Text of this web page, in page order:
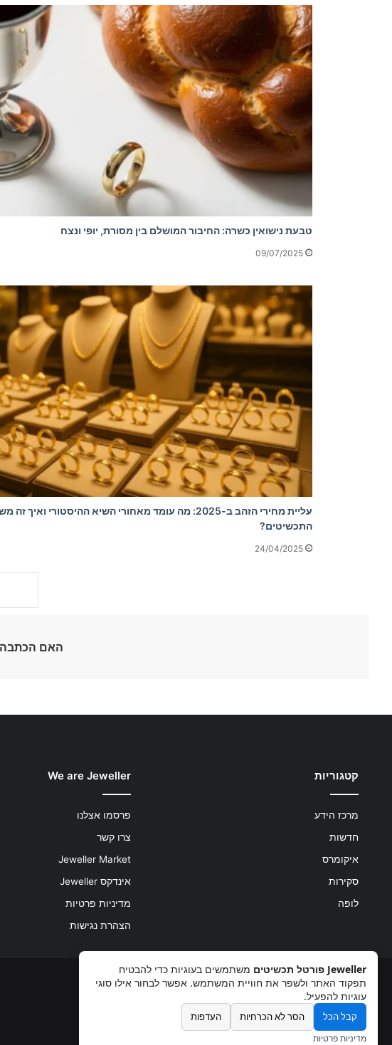
טבעת נישואין כשרה: החיבור המושלם בין מסורת, יופי ונצח
09/07/2025
עליית מחירי הזהב ב-2025: מה עומד מאחורי השיא ההיסטורי
התכשיטים?
24/04/2025
האם הכתבה
קטגוריות
מרכז הידע
חדשות
איקומרס
סקירות
לופה
We are Jeweller
פרסמו אצלנו
צרו קשר
Jeweller Market
אינדקס Jeweller
מדיניות פרטיות
הצהרת נגישות
Jeweller פורטל תכשיטים
משתמשים בעוגיות כדי להבטיח
תפקוד האתר ולשפר את חוויית המשתמש. אפשר לבחור אילו סוגי
עוגיות להפעיל.
קבל הכל הסר לא הכרחיות העדפות
מדיניות פרטיות